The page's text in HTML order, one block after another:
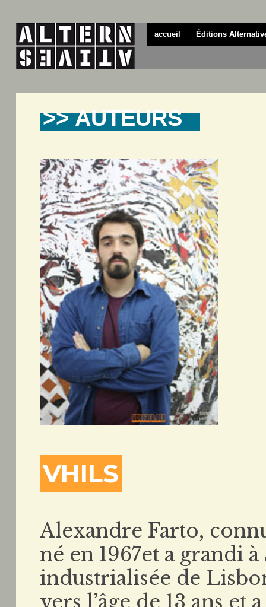
accueil Éditions
>> AUTEURS
VHILS
Alexandre Farto,
né en 1967et a grandi
industrialisée de
vers l’âge de 13 ans